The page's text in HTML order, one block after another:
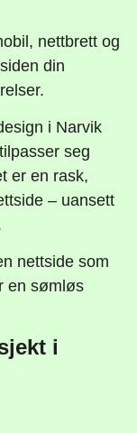
nettbrett og
din
i Narvik
seg
er en rask,
– uansett
nettside som
en sømløs
i